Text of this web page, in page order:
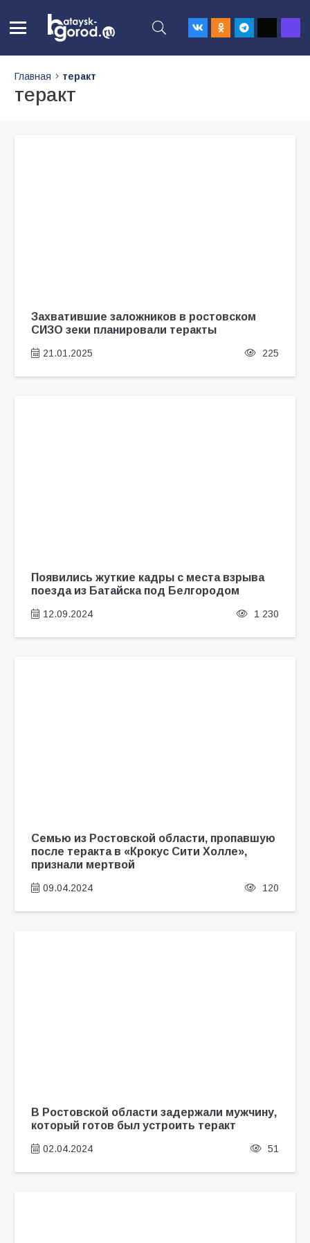
Главная теракт
теракт
Захватившие заложников в ростовском
СИЗО зеки планировали теракты
21.01.2025 225
Появились жуткие кадры с места взрыва
поезда из Батайска под Белгородом
12.09.2024 1 230
Семью из Ростовской области, пропавшую
после теракта в «Крокус Сити Холле»,
признали мертвой
09.04.2024 120
В Ростовской области задержали мужчину,
который готов был устроить теракт
02.04.2024 51